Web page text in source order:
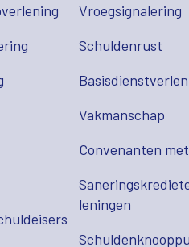
Vroegsignalering
Schuldenrust
Vakmanschap
Convenanten
leningen